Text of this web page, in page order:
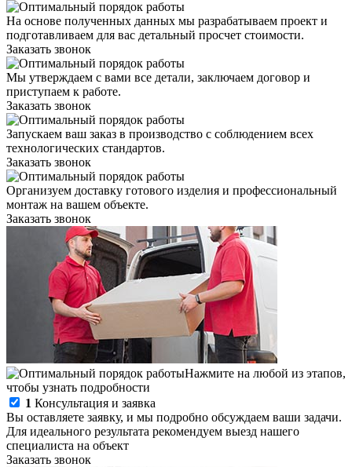
На основе полученных данных мы разрабатываем проект и
подготавливаем для вас детальный просчет стоимости.
Заказать звонок
Мы утверждаем с вами все детали, заключаем договор и
приступаем к работе.
Заказать звонок
Запускаем ваш заказ в производство с соблюдением всех
технологических стандартов.
Заказать звонок
Организуем доставку готового изделия и профессиональный
монтаж на вашем объекте.
Заказать звонок
Нажмите на любой из этапов,
чтобы узнать подробности
1 Консультация и заявка
Вы оставляете заявку, и мы подробно обсуждаем ваши задачи.
Для идеального результата рекомендуем выезд нашего
специалиста на объект
Заказать звонок